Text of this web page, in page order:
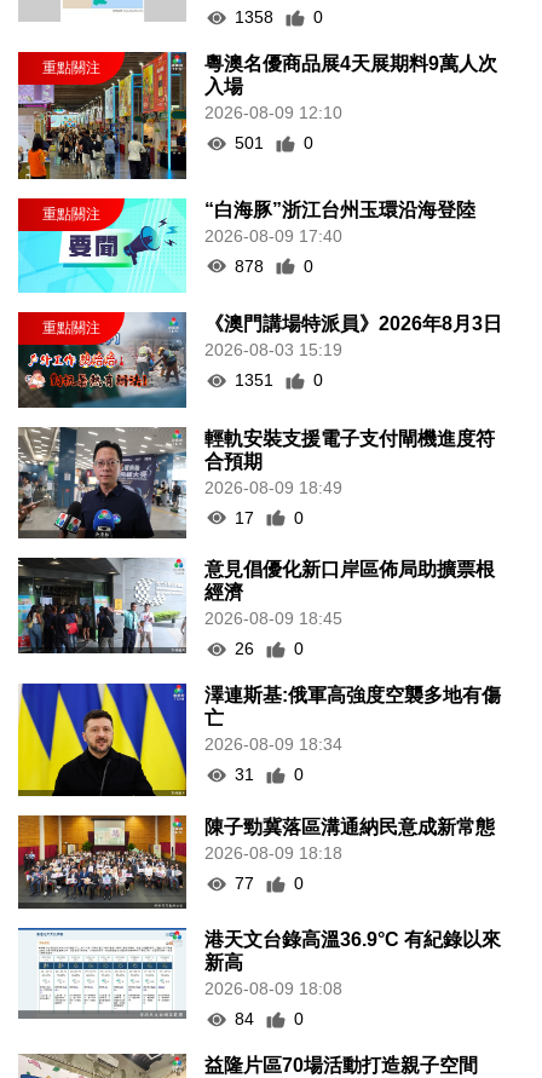
1358 0
粵澳名優商品展4天展期料9萬人次
入場
2026-08-09 12:10
501
0
“白海豚”浙江台州玉環沿海登陸
2026-08-09 17:40
878
0
《澳門講場特派員》2026年8月3日
2026-08-03 15:19
1351
0
輕軌安裝支援電子支付閘機進度符
合預期
2026-08-09 18:49
17
0
意見倡優化新口岸區佈局助擴票根
經濟
2026-08-09 18:45
26
0
澤連斯基:俄軍高強度空襲多地有傷
亡
2026-08-09 18:34
31
0
陳子勁冀落區溝通納民意成新常態
2026-08-09 18:18
77
0
港天文台錄高溫36.9°C 有紀錄以來
新高
2026-08-09 18:08
84
0
益隆片區70場活動打造親子空間